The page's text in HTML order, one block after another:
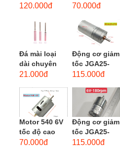
phẳng - độ
120.000đ
dùng cho mũi
M12
70.000đ
Đá mài loại
dài chuyên
dùng mài
loại, đá mài
cạnh,...
21.000đ
Động cơ giảm
tốc JGA25-
370 3-12 VDC.
mini JGA25-
115.000đ
Motor 540 6V
tốc độ cao
20.000 vòng/
70.000đ
Động cơ giảm
tốc JGA25-
310 6-12 VDC.
115.000đ